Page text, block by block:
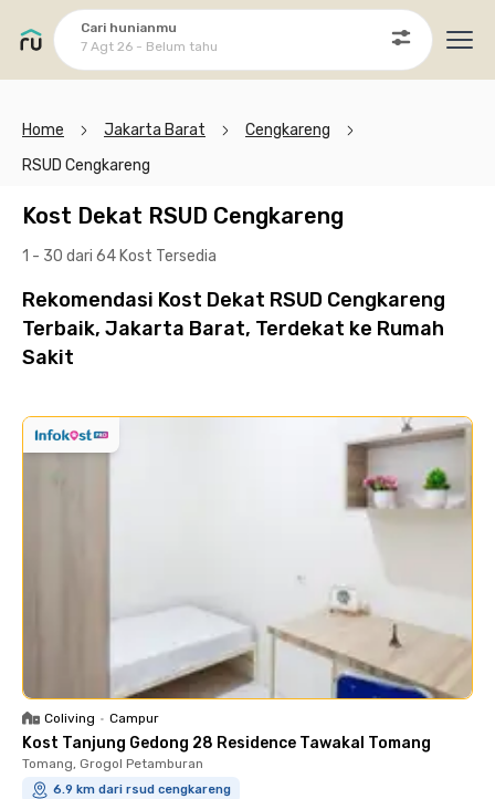
Cari hunianmu
7 Agt 26 - Belum tahu
Home Jakarta Barat
Cengkareng
RSUD Cengkareng
Kost Dekat RSUD Cengkareng
1 - 30 dari 64 Kost Tersedia
Rekomendasi Kost Dekat RSUD Cengkareng
Terbaik, Jakarta Barat, Terdekat ke Rumah
Sakit
Coliving • Campur
Kost Tanjung Gedong 28 Residence Tawakal Tomang
Tomang, Grogol Petamburan
6.9 km dari rsud cengkareng